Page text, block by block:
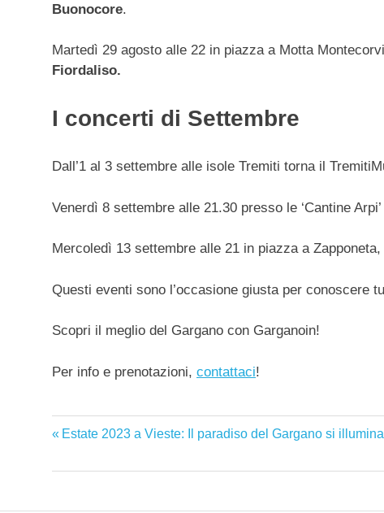
Buonocore.
Martedì 29 agosto alle 22 in piazza a Motta
Fiordaliso.
I concerti di Settembre
Dall’1 al 3 settembre alle isole Tremiti torna il
Venerdì 8 settembre alle 21.30 presso le ‘Cantine
Mercoledì 13 settembre alle 21 in piazza a
Questi eventi sono l’occasione giusta per conoscere
Scopri il meglio del Gargano con Garganoin!
Per info e prenotazioni, contattaci!
concerto
Navigazione
articoli
Articolo
Estate 2023 a Vieste: Il paradiso del Gargano si